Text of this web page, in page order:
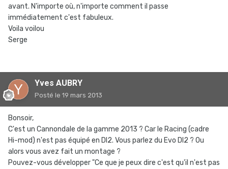
avant. N'importe où, n'importe comment il passe
immédiatement c'est fabuleux.
Voila voilou
Serge
Yves AUBRY
Posté le 19 mars 2013
Bonsoir,
C'est un Cannondale de la gamme 2013 ? Car le Racing (cadre
Hi-mod) n'est pas équipé en DI2. Vous parlez du Evo DI2 ? Ou
alors vous avez fait un montage ?
Pouvez-vous développer "Ce que je peux dire c'est qu'il n'est pas